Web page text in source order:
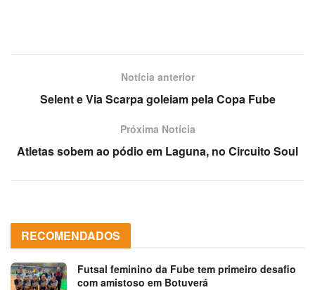
Notícia anterior
Selent e Via Scarpa goleiam pela Copa Fube
Próxima Notícia
Atletas sobem ao pódio em Laguna, no Circuito Soul
RECOMENDADOS
Futsal feminino da Fube tem primeiro desafio
com amistoso em Botuverá